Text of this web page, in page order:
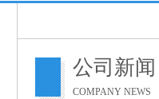
公司新闻
COMPANY NEWS